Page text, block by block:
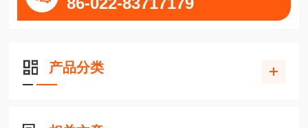
产品分类